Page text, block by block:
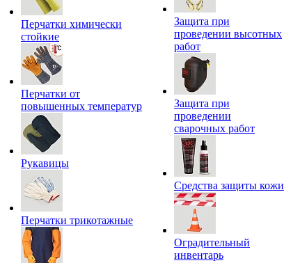
Перчатки химически
стойкие
Перчатки от
повышенных температур
Рукавицы
Перчатки трикотажные
Защита при
проведении высотных
работ
Защита при
проведении
сварочных работ
Средства защиты кожи
Оградительный
инвентарь